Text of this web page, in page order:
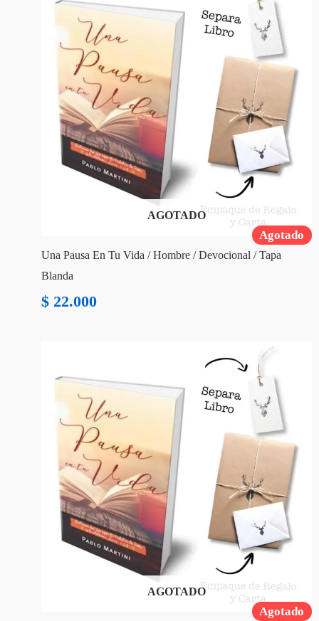
Agotado
AGOTADO
Una Pausa En Tu Vida / Hombre / Devocional / Tapa
Blanda
$ 22.000
Agotado
AGOTADO